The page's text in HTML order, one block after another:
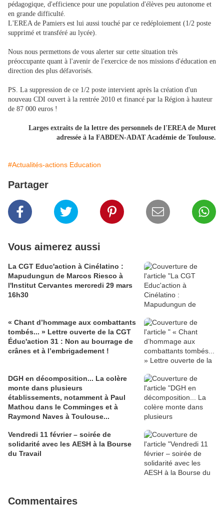
pédagogique, d'efficience pour une population d'élèves peu autonome et
en grande difficulté.
L'EREA de Pamiers est lui aussi touché par ce redéploiement (1/2 poste
supprimé et transféré au lycée).
Nous nous permettons de vous alerter sur cette situation très
préoccupante quant à l'avenir de l'exercice de nos missions d'éducation en
direction des plus défavorisés.
PS. La suppression de ce 1/2 poste intervient après la création d'un
nouveau CDI ouvert à la rentrée 2010 et financé par la Région à hauteur
de 87 000 euros !
Larges extraits de la lettre des personnels de l'EREA de Muret
adressée à la FABDEN-ADAT Académie de Toulouse.
#Actualités-actions Education
Partager
Vous aimerez aussi
La CGT Educ'action à Cinélatino :
Mapudungun de Marcos Riesco à
l'Institut Cervantes mercredi 29 mars
16h30
« Chant d’hommage aux combattants
tombés... » Lettre ouverte de la CGT
Éduc'action 31 : Non au bourrage de
crânes et à l’embrigadement !
DGH en décomposition... La colère
monte dans plusieurs
établissements, notamment à Paul
Mathou dans le Comminges et à
Raymond Naves à Toulouse...
Vendredi 11 février – soirée de
solidarité avec les AESH à la Bourse
du Travail
Commentaires